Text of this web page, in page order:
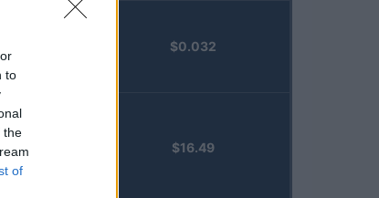
to
the
of
(EPOCH)
$0.032
Stride
Staked
Injective
$16.49